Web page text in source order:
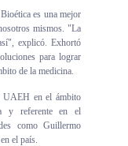
es una mejor
mismos. "La
explicó. Exhortó
para lograr
de la medicina.
UAEH en el ámbito
y referente en el
como Guillermo
el país.